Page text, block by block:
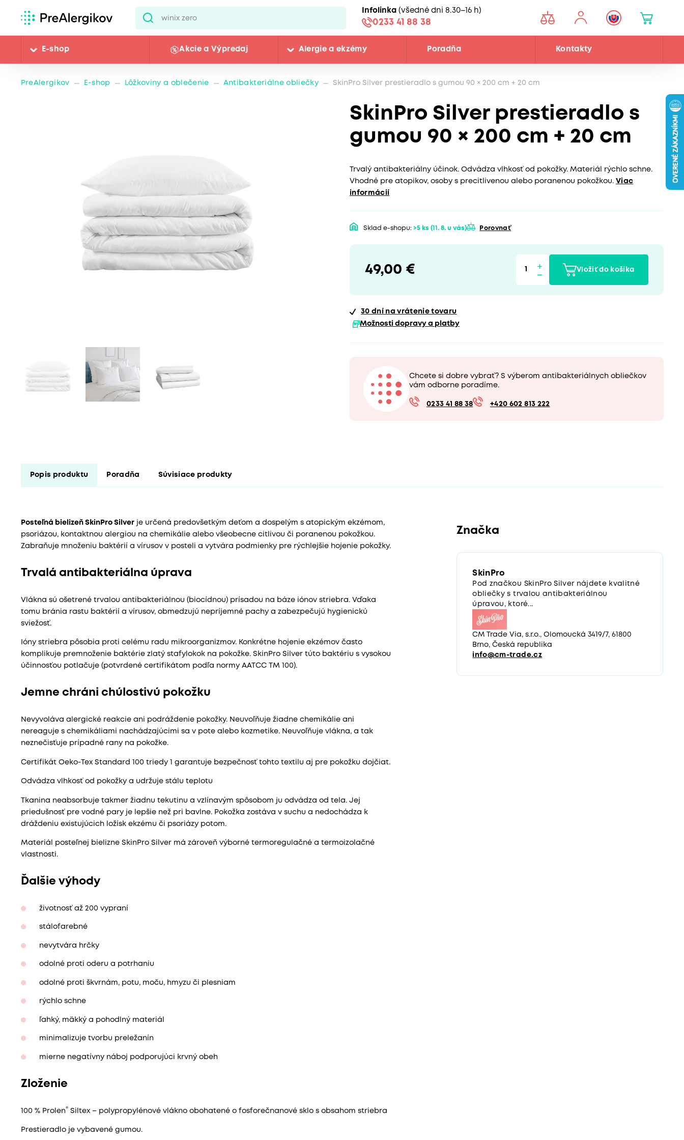
Infolinka (všedné dni 8.30–16 h)
0233 41 88 38
E-shop Akcie a Výpredaj Alergie a ekzémy Poradňa Kontakty
PreAlergikov E-shop Lôžkoviny a oblečenie Antibakteriálne obliečky SkinPro Silver prestieradlo s gumou 90 × 200 cm + 20 cm
SkinPro Silver prestieradlo s
gumou 90 × 200 cm + 20 cm
Trvalý antibakteriálny účinok. Odvádza vlhkosť od pokožky. Materiál rýchlo schne.
Vhodné pre atopikov, osoby s precitlivenou alebo poranenou pokožkou. Viac
informácií
Sklad e-shopu: >5 ks (11. 8. u vás) Porovnať
49,00 € Vložiť do košíka
30 dní na vrátenie tovaru
Možnosti dopravy a platby
Chcete si dobre vybrať? S výberom antibakteriálnych obliečkov
vám odborne poradíme.
0233 41 88 38 +420 602 813 222
Popis produktu Poradňa Súvisiace produkty
Posteľná bielizeň SkinPro Silverje určená predovšetkým deťom a dospelým s atopickým ekzémom,
psoriázou, kontaktnou alergiou na chemikálie alebo všeobecne citlivou či poranenou pokožkou.
Zabraňuje množeniu baktérií a vírusov v posteli a vytvára podmienky pre rýchlejšie hojenie pokožky.
Trvalá antibakteriálna úprava
Vlákna sú ošetrené trvalou antibakteriálnou (biocídnou) prísadou na báze iónov striebra. Vďaka
tomu bránia rastu baktérií a vírusov, obmedzujú nepríjemné pachy a zabezpečujú hygienickú
sviežosť.
Ióny striebra pôsobia proti celému radu mikroorganizmov. Konkrétne hojenie ekzémov často
komplikuje premnoženie baktérie zlatý stafylokok na pokožke. SkinPro Silver túto baktériu s vysokou
účinnosťou potlačuje (potvrdené certifikátom podľa normy AATCC TM 100).
Jemne chráni chúlostivú pokožku
Nevyvoláva alergické reakcie ani podráždenie pokožky. Neuvoľňuje žiadne chemikálie ani
nereaguje s chemikáliami nachádzajúcimi sa v pote alebo kozmetike. Neuvoľňuje vlákna, a tak
neznečisťuje prípadné rany na pokožke.
Certifikát Oeko-Tex Standard 100 triedy 1 garantuje bezpečnosť tohto textilu aj pre pokožku dojčiat.
Odvádza vlhkosť od pokožky a udržuje stálu teplotu
Tkanina neabsorbuje takmer žiadnu tekutinu a vzlínavým spôsobom ju odvádza od tela. Jej
priedušnosť pre vodné pary je lepšie než pri bavlne. Pokožka zostáva v suchu a nedochádza k
dráždeniu existujúcich ložísk ekzému či psoriázy potom.
Materiál posteľnej bielizne SkinPro Silver má zároveň výborné termoregulačné a termoizolačné
vlastnosti.
Ďalšie výhody
životnosť až 200 vypraní
stálofarebné
nevytvára hrčky
odolné proti oderu a potrhaniu
odolné proti škvrnám, potu, moču, hmyzu či plesniam
rýchlo schne
ľahký, mäkký a pohodlný materiál
minimalizuje tvorbu preležanín
mierne negatívny náboj podporujúci krvný obeh
Zloženie
100 % Prolen® Siltex – polypropylénové vlákno obohatené o fosforečnanové sklo s obsahom striebra
Prestieradlo je vybavené gumou.
Značka
SkinPro
Pod značkou SkinPro Silver nájdete kvalitné
obliečky s trvalou antibakteriálnou
úpravou, ktoré...
CM Trade Via, s.r.o., Olomoucká 3419/7, 61800
Brno, Česká republika
info@cm-trade.cz